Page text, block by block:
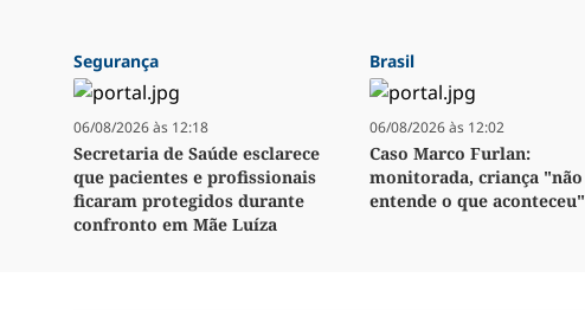
Segurança
06/08/2026 às 12:18
Secretaria de Saúde esclarece
que pacientes e profissionais
ficaram protegidos durante
confronto em Mãe Luíza
Brasil
06/08/2026 às 12:02
Caso Marco Furlan:
monitorada, criança "não
entende o que aconteceu"